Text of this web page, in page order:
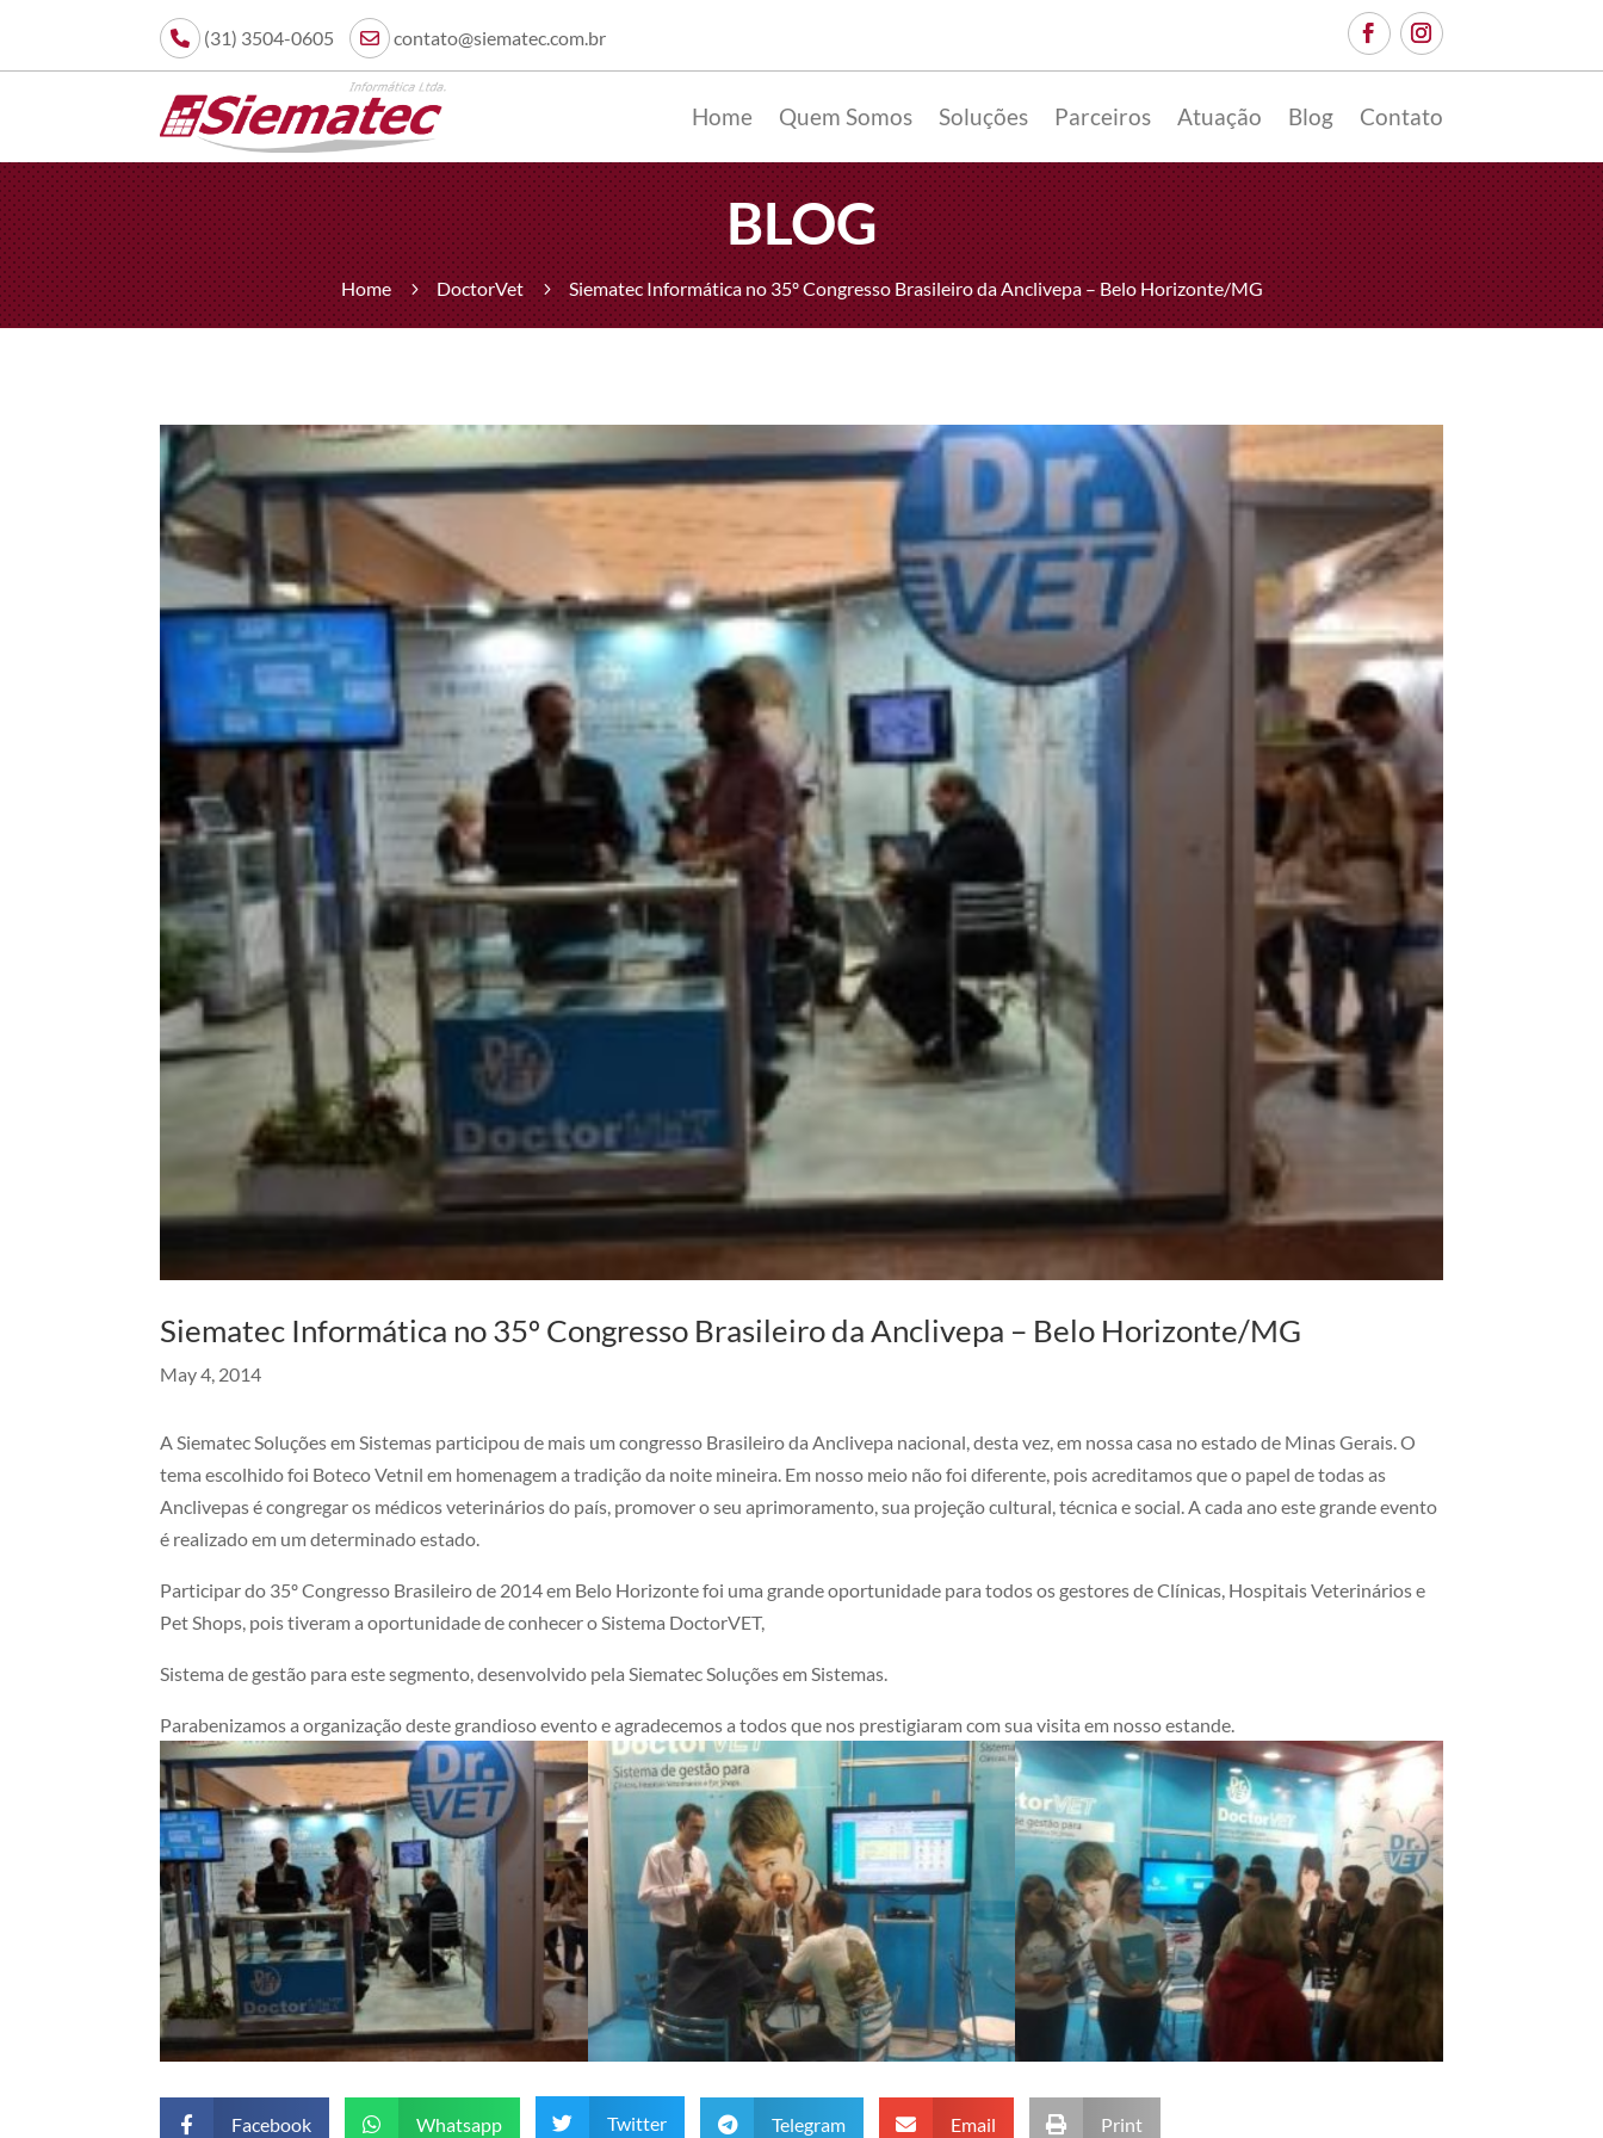
(31) 3504-0605 contato@siematec.com.br
Home Quem Somos Soluções Parceiros Atuação Blog Contato
BLOG
Home 5 DoctorVet 5 Siematec Informática no 35º Congresso Brasileiro da Anclivepa – Belo Horizonte/MG
Siematec Informática no 35º Congresso Brasileiro da Anclivepa – Belo Horizonte/MG
May 4, 2014
A Siematec Soluções em Sistemas participou de mais um congresso Brasileiro da Anclivepa nacional, desta vez, em nossa casa no estado de Minas Gerais. O
tema escolhido foi Boteco Vetnil em homenagem a tradição da noite mineira. Em nosso meio não foi diferente, pois acreditamos que o papel de todas as
Anclivepas é congregar os médicos veterinários do país, promover o seu aprimoramento, sua projeção cultural, técnica e social. A cada ano este grande evento
é realizado em um determinado estado.
Participar do 35º Congresso Brasileiro de 2014 em Belo Horizonte foi uma grande oportunidade para todos os gestores de Clínicas, Hospitais Veterinários e
Pet Shops, pois tiveram a oportunidade de conhecer o Sistema DoctorVET,
Sistema de gestão para este segmento, desenvolvido pela Siematec Soluções em Sistemas.
Parabenizamos a organização deste grandioso evento e agradecemos a todos que nos prestigiaram com sua visita em nosso estande.
 Facebook  Whatsapp  Twitter  Telegram  Email  Print